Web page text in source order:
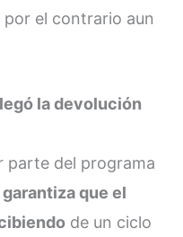
el contrario aun
la devolución
parte del programa
garantiza que el
de un ciclo